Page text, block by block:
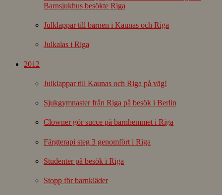
Barnsjukhus besökte Riga
Julklappar till barnen i Kaunas och Riga
Julkalas i Riga
2012
Julklappar till Kaunas och Riga på väg!
Sjukgymnaster från Riga på besök i Berlin
Clowner gör succe på barnhemmet i Riga
Färgterapi steg 3 genomfört i Riga
Studenter på besök i Riga
Stopp för barnkläder